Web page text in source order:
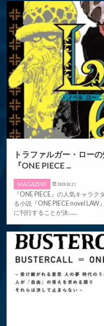
トラファルガー・ロー
『ONE PIECE ...
MAGAZINE 2020.02.21
『ONE PIECE』の人気キャラ
る小説『ONE PIECE novel LAW
に刊行することが決……